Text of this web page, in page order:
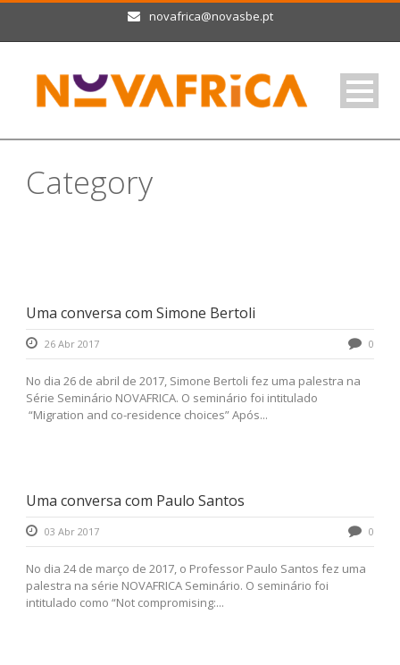
novafrica@novasbe.pt
Category
Uma conversa com Simone Bertoli
26 Abr 2017 0
No dia 26 de abril de 2017, Simone Bertoli fez uma palestra na
Série Seminário NOVAFRICA. O seminário foi intitulado
“Migration and co-residence choices” Após...
Uma conversa com Paulo Santos
03 Abr 2017 0
No dia 24 de março de 2017, o Professor Paulo Santos fez uma
palestra na série NOVAFRICA Seminário. O seminário foi
intitulado como “Not compromising:...